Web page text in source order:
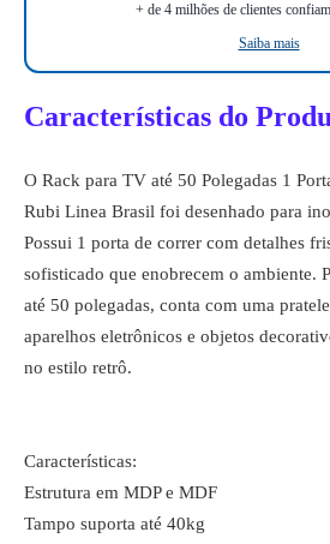
+ de 4 milhões de clientes
Saiba mais
Características do
O Rack para TV até 50 Polegadas 1
Rubi Linea Brasil foi desenhado para
Possui 1 porta de correr com detalhes
sofisticado que enobrecem o ambiente.
até 50 polegadas, conta com uma
aparelhos eletrônicos e objetos
no estilo retrô.
Características:
Estrutura em MDP e MDF
Tampo suporta até 40kg